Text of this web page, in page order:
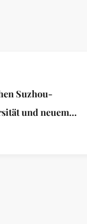
Suzhou-
und neuem